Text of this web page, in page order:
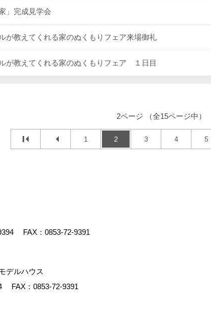
」完成見学会
が教えてくれる家のぬくもりフェア来場御礼
が教えてくれる家のぬくもりフェア １日目
2ページ （全15ページ中）
1 2 3 4 5
FAX：0853-72-9391
デルハウス
FAX：0853-72-9391